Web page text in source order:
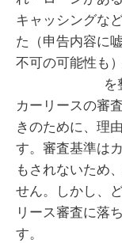
カーリースの審
きのために、理
す。審査基準は
もされないため
せん。しかし、
リース審査に落
す。